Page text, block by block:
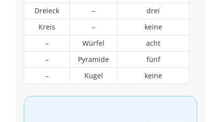
Dreieck
–
drei
Kreis
–
keine
–
Würfel
acht
–
Pyramide
fünf
–
Kugel keine